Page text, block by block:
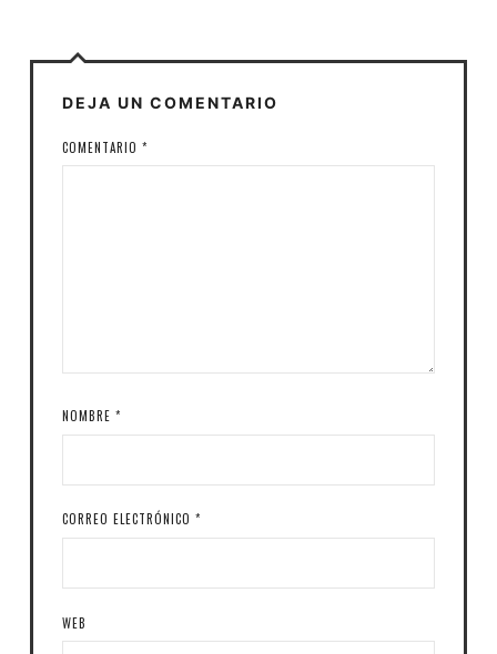
DEJA UN COMENTARIO
COMENTARIO *
NOMBRE *
CORREO ELECTRÓNICO *
WEB